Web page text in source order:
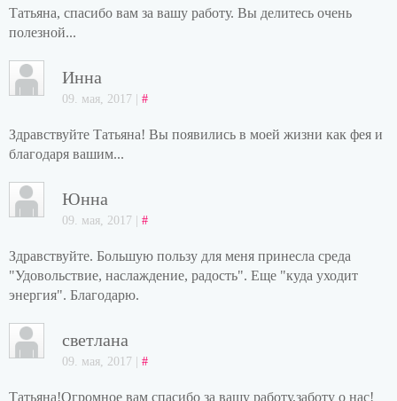
Татьяна, спасибо вам за вашу работу. Вы делитесь очень
полезной...
Инна
09. мая, 2017 | #
Здравствуйте Татьяна! Вы появились в моей жизни как фея и
благодаря вашим...
Юнна
09. мая, 2017 | #
Здравствуйте. Большую пользу для меня принесла среда
"Удовольствие, наслаждение, радость". Еще "куда уходит
энергия". Благодарю.
светлана
09. мая, 2017 | #
Татьяна!Огромное вам спасибо за вашу работу,заботу о нас!